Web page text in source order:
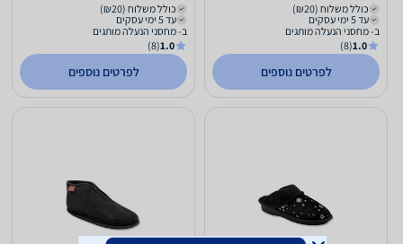
כולל משלוח (₪20)
עד 5 ימי עסקים
ב- מחסני הנעלה מותגים
1.0
(8)
לפרטים נוספים
כולל משלוח (₪20)
עד 5 ימי עסקים
ב- מחסני הנעלה מותגים
1.0
(8)
לפרטים נוספים